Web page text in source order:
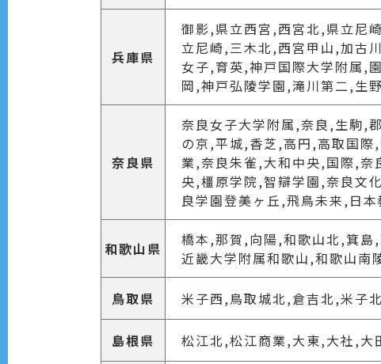
兵庫県
御影,県立西宮,西宮北,県立尼
立尼崎,三木北,西宮甲山,加古
女子,育英,神戸国際大学附属,
岡,神戸弘陵学園,滝川第二,生
奈良県
奈良女子大学附属,奈良,生駒,
の京,平城,香芝,高円,高取国
業,奈良朱雀,大和中央,国際,
央,橿原学院,智辯学園,奈良文
良学園登美ヶ丘,飛鳥未来,日本
和歌山県
橋本,那賀,向陽,和歌山北,箕
近畿大学附属和歌山,和歌山南
鳥取県 米子西,鳥取城北,倉吉北,米子
島根県 松江北,松江商業,大東,大社,